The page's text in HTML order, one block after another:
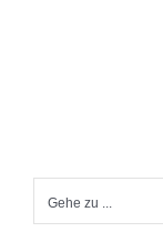
Gehe zu ...